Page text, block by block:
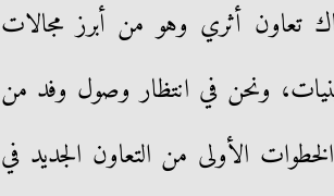
تعاون أثري وهو من أبرز مجالات
ونحن في انتظار وصول وفد من
الخطوات الأولى من التعاون الجديد في